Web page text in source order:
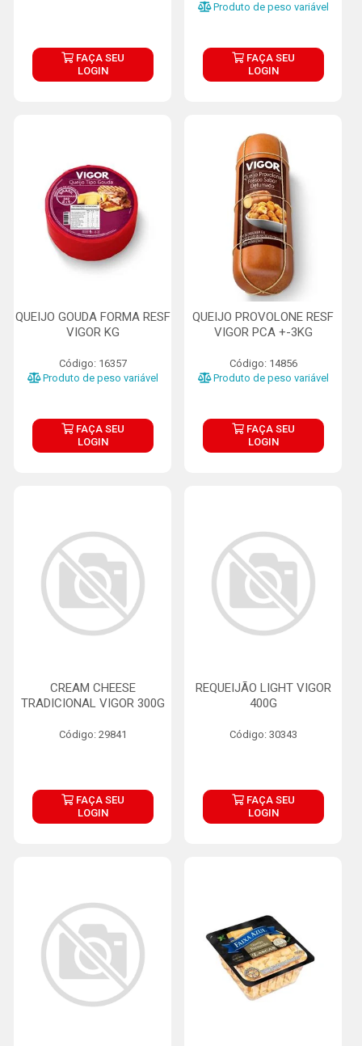
FAÇA SEU
LOGIN
Produto de peso variável
FAÇA SEU
LOGIN
QUEIJO GOUDA FORMA RESF
VIGOR KG
Código: 16357
Produto de peso variável
FAÇA SEU
LOGIN
QUEIJO PROVOLONE RESF
VIGOR PCA +-3KG
Código: 14856
Produto de peso variável
FAÇA SEU
LOGIN
CREAM CHEESE
TRADICIONAL VIGOR 300G
Código: 29841
FAÇA SEU
LOGIN
REQUEIJÃO LIGHT VIGOR
400G
Código: 30343
FAÇA SEU
LOGIN